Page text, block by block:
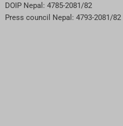
DOIP Nepal: 4785-2081/82
Press council Nepal: 4793-2081/82